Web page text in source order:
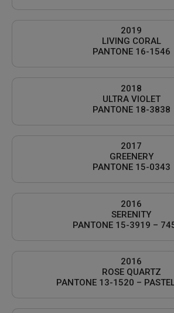
2019
LIVING CORAL
PANTONE 16-1546
2018
ULTRA VIOLET
PANTONE 18-3838
2017
GREENERY
PANTONE 15-0343
2016
SERENITY
PANTONE 15-3919 –
2016
ROSE QUARTZ
PANTONE 13-1520 –